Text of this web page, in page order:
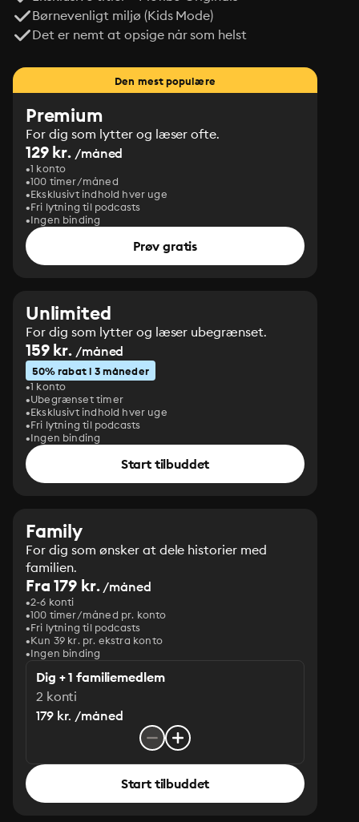
Børnevenligt miljø (Kids Mode)
Det er nemt at opsige når som helst
Den mest populære
Premium
For dig som lytter og læser ofte.
129 kr. /måned
1 konto
100 timer/måned
Eksklusivt indhold hver uge
Fri lytning til podcasts
Ingen binding
Prøv gratis
Unlimited
For dig som lytter og læser ubegrænset.
159 kr. /måned
50% rabat i 3 måneder
1 konto
Ubegrænset timer
Eksklusivt indhold hver uge
Fri lytning til podcasts
Ingen binding
Start tilbuddet
Family
For dig som ønsker at dele historier med
familien.
Fra 179 kr./måned
2-6 konti
100 timer/måned pr. konto
Fri lytning til podcasts
Kun 39 kr. pr. ekstra konto
Ingen binding
Dig + 1 familiemedlem
2 konti
179 kr. /måned
Start tilbuddet